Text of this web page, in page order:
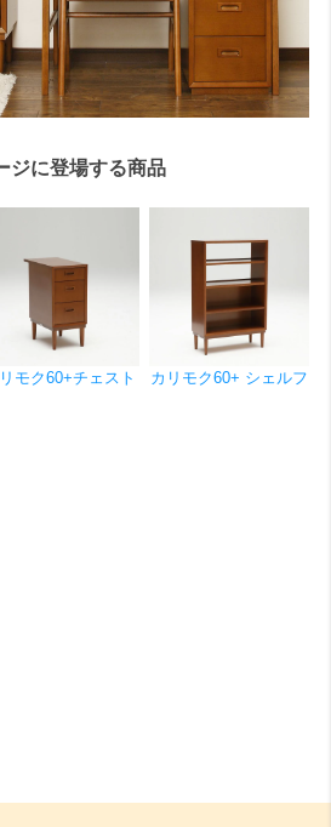
ジに登場する商品
モク60+チェスト カリモク60+ シェルフ